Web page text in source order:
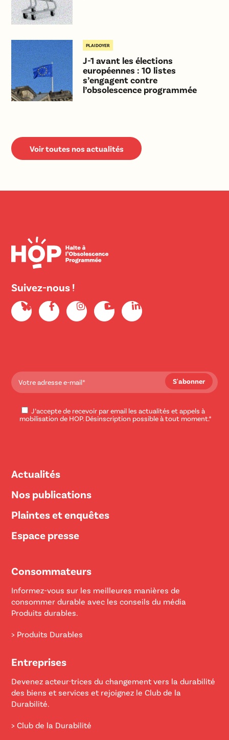
PLAIDOYER
J-1 avant les élections
européennes : 10 listes
s’engagent contre
l’obsolescence programmée
Voir toutes nos actualités
Suivez-nous !
J’accepte de recevoir par email les actualités et appels à
mobilisation de HOP. Désinscription possible à tout moment.*
Actualités
Nos publications
Plaintes et enquêtes
Espace presse
Consommateurs
Informez-vous sur les meilleures manières de
consommer durable avec les conseils du média
Produits durables.
> Produits Durables
Entreprises
Devenez acteur·trices du changement vers la durabilité
des biens et services et rejoignez le Club de la
Durabilité.
> Club de la Durabilité